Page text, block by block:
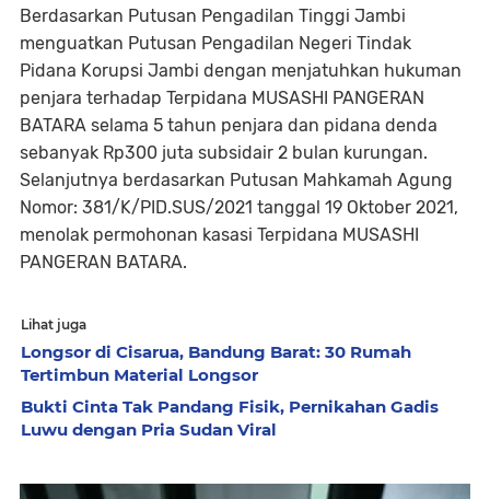
Berdasarkan Putusan Pengadilan Tinggi Jambi
menguatkan Putusan Pengadilan Negeri Tindak
Pidana Korupsi Jambi dengan menjatuhkan hukuman
penjara terhadap Terpidana MUSASHI PANGERAN
BATARA selama 5 tahun penjara dan pidana denda
sebanyak Rp300 juta subsidair 2 bulan kurungan.
Selanjutnya berdasarkan Putusan Mahkamah Agung
Nomor: 381/K/PID.SUS/2021 tanggal 19 Oktober 2021,
menolak permohonan kasasi Terpidana MUSASHI
PANGERAN BATARA.
Lihat juga
Longsor di Cisarua, Bandung Barat: 30 Rumah
Tertimbun Material Longsor
Bukti Cinta Tak Pandang Fisik, Pernikahan Gadis
Luwu dengan Pria Sudan Viral